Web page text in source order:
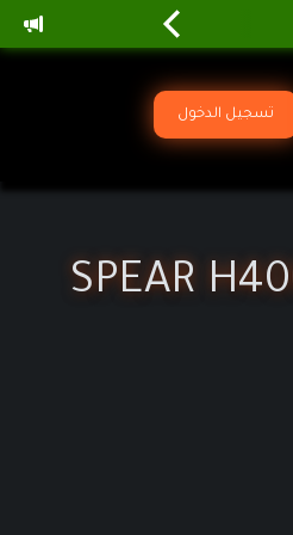
تسجيل الدخول
SPEAR